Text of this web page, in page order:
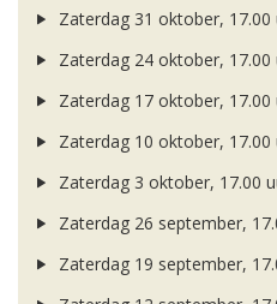
Zaterdag 31 oktober, 17.00
Zaterdag 24 oktober, 17.00
Zaterdag 17 oktober, 17.00
Zaterdag 10 oktober, 17.00
Zaterdag 3 oktober, 17.00
Zaterdag 26 september,
Zaterdag 19 september,